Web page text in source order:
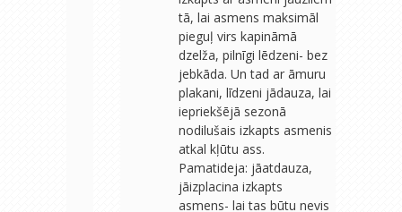
tā, lai asmens maksimāl
pieguļ virs kapināmā
dzelža, pilnīgi lēdzeni- bez
jebkāda. Un tad ar āmuru
plakani, līdzeni jādauza, lai
iepriekšējā sezonā
nodilušais izkapts asmenis
atkal kļūtu ass.
Pamatideja: jāatdauza,
jāizplacina izkapts
asmens- lai tas būtu nevis